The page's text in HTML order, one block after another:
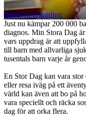
Starta en insamling
Just nu kämpar 200 000
diagnos. Min Stora Dag
vars uppdrag är att
till barn med allvarliga
tusentals barn varje år
En Stor Dag kan vara
eller resa iväg på ett
värld kan även att bo på
vara speciellt och räcka
dag för att orka flera.